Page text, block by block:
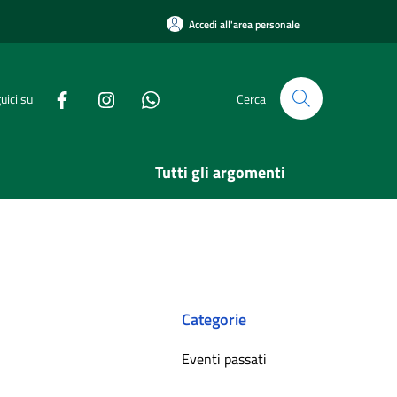
Accedi all'area personale
su Cerca
Tutti gli argomenti
Categorie
Eventi passati